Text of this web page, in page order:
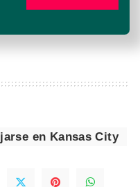
en Kansas City